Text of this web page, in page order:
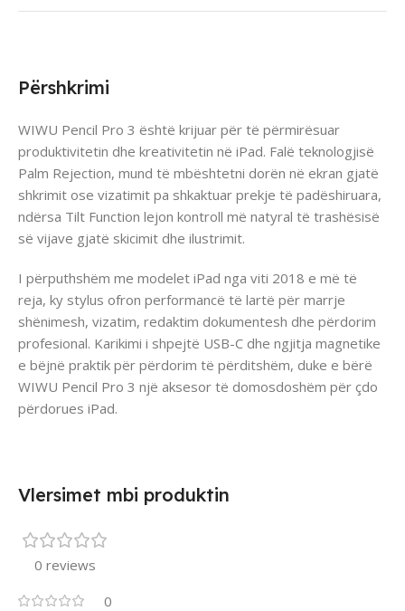
Përshkrimi
WIWU Pencil Pro 3 është krijuar për të përmirësuar
produktivitetin dhe kreativitetin në iPad. Falë teknologjisë
Palm Rejection, mund të mbështetni dorën në ekran gjatë
shkrimit ose vizatimit pa shkaktuar prekje të padëshiruara,
ndërsa Tilt Function lejon kontroll më natyral të trashësisë
së vijave gjatë skicimit dhe ilustrimit.
I përputhshëm me modelet iPad nga viti 2018 e më të
reja, ky stylus ofron performancë të lartë për marrje
shënimesh, vizatim, redaktim dokumentesh dhe përdorim
profesional. Karikimi i shpejtë USB-C dhe ngjitja magnetike
e bëjnë praktik për përdorim të përditshëm, duke e bërë
WIWU Pencil Pro 3 një aksesor të domosdoshëm për çdo
përdorues iPad.
Vlersimet mbi produktin
0 reviews
0